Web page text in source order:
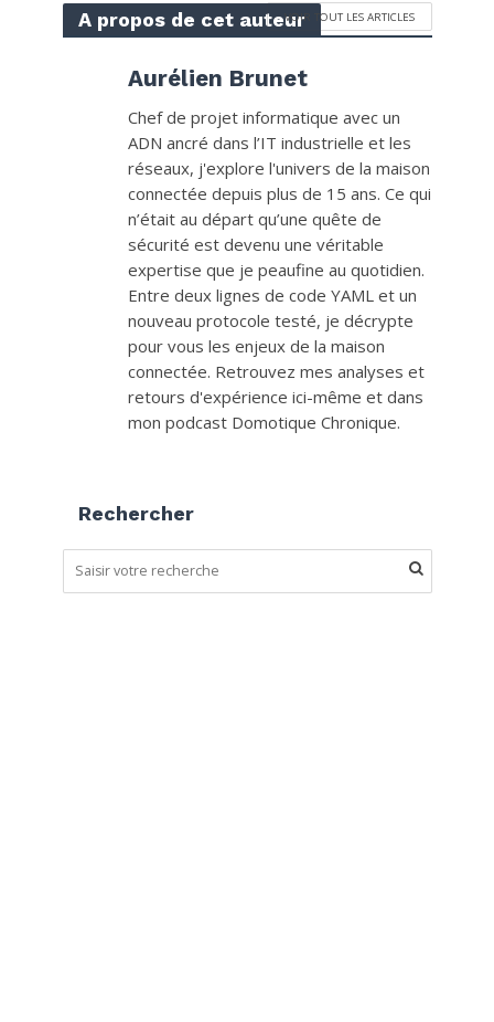
A propos de cet auteurVOIR TOUT LES ARTICLES
Aurélien Brunet
Chef de projet informatique avec un
ADN ancré dans l’IT industrielle et les
réseaux, j'explore l'univers de la maison
connectée depuis plus de 15 ans. Ce qui
n’était au départ qu’une quête de
sécurité est devenu une véritable
expertise que je peaufine au quotidien.
Entre deux lignes de code YAML et un
nouveau protocole testé, je décrypte
pour vous les enjeux de la maison
connectée. Retrouvez mes analyses et
retours d'expérience ici-même et dans
mon podcast Domotique Chronique.
Rechercher